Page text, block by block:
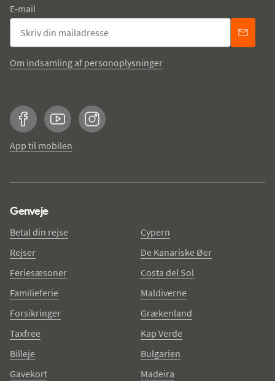
E-mail
Om indsamling af personoplysninger
FacebookYouTubeInstagram
App til mobilen
Genveje
Betal din rejse
Rejser
Feriesæsoner
Familieferie
Forsikringer
Taxfree
Billeje
Gavekort
Cypern
De Kanariske Øer
Costa del Sol
Maldiverne
Grækenland
Kap Verde
Bulgarien
Madeira